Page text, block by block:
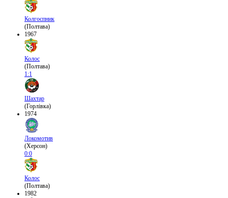
Колгоспник
(Полтава)
1967
Колос
(Полтава)
1:1
Шахтар
(Горлівка)
1974
Локомотив
(Херсон)
0:0
Колос
(Полтава)
1982